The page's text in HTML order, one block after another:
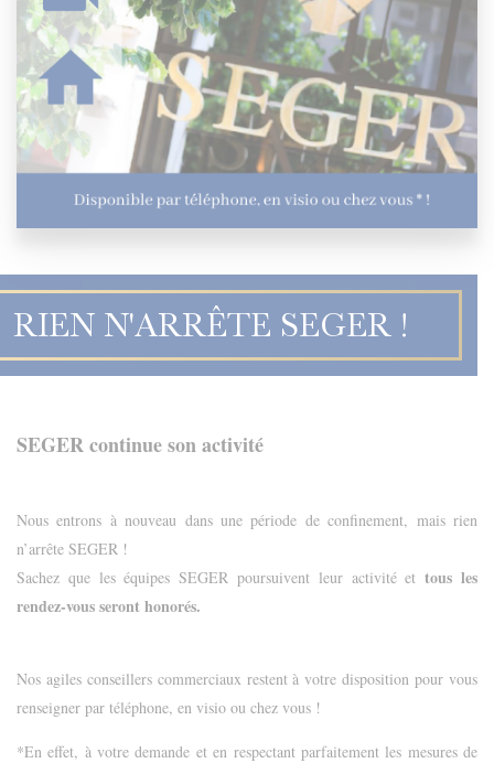
RIEN N'ARRÊTE SEGER !
SEGER continue son activité
Nous entrons à nouveau dans une période de confinement, mais rien
n’arrête SEGER !
Sachez que les équipes SEGER poursuivent leur activité ettous les
rendez-vous seront honorés.
Nos agiles conseillers commerciaux restent à votre disposition pour vous
renseigner par téléphone, en visio ou chez vous !
*En effet, à votre demande et en respectant parfaitement les mesures de